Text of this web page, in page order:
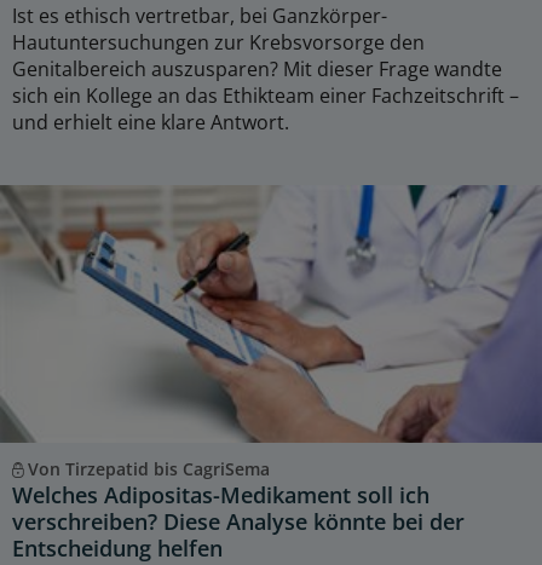
Ist es ethisch vertretbar, bei Ganzkörper-
Hautuntersuchungen zur Krebsvorsorge den
Genitalbereich auszusparen? Mit dieser Frage wandte
sich ein Kollege an das Ethikteam einer Fachzeitschrift –
und erhielt eine klare Antwort.
Von Tirzepatid bis CagriSema
Welches Adipositas-Medikament soll ich
verschreiben? Diese Analyse könnte bei der
Entscheidung helfen